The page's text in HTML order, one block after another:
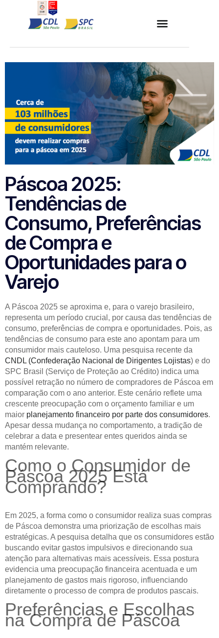
Páscoa 2025:
Tendências de
Consumo, Preferências
de Compra e
Oportunidades para o
Varejo
A Páscoa 2025 se aproxima e, para o varejo brasileiro,
representa um período crucial, por causa das tendências de
consumo, preferências de compra e oportunidades. Pois, as
tendências de consumo para este ano apontam para um
consumidor mais cauteloso. Uma pesquisa recente da
CNDL (Confederação Nacional de Dirigentes Lojistas) e do
SPC Brasil (Serviço de Proteção ao Crédito) indica uma
possível retração no número de compradores de Páscoa em
comparação com o ano anterior. Este cenário reflete uma
crescente preocupação com o orçamento familiar e um
maior planejamento financeiro por parte dos consumidores.
Apesar dessa mudança no comportamento, a tradição de
celebrar a data e presentear entes queridos ainda se
mantém relevante.
Como o Consumidor de
Páscoa 2025 Está
Comprando?
Em 2025, a forma como o consumidor realiza suas compras
de Páscoa demonstra uma priorização de escolhas mais
estratégicas. A pesquisa detalha que os consumidores estão
buscando evitar gastos impulsivos e direcionando sua
atenção para alternativas mais acessíveis. Essa postura
evidencia uma preocupação financeira acentuada e um
planejamento de gastos mais rigoroso, influenciando
diretamente o processo de compra de produtos pascais.
Preferências e Escolhas
na Compra de Páscoa